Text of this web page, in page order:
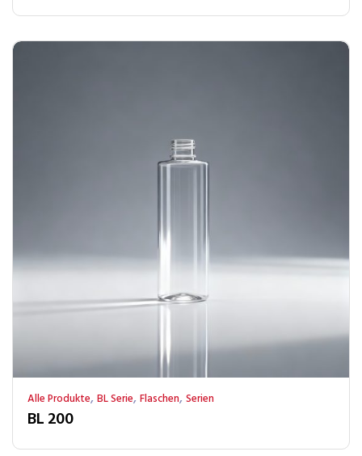
Alle Produkte, BL Serie, Flaschen, Serien
BL 200